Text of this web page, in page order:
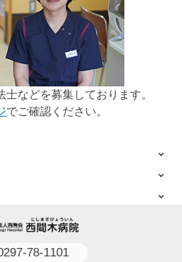
などを募集しております。
でご確認ください。
expand_more
expand_more
expand_more
78-1101